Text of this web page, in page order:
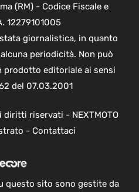
(RM) - Codice Fiscale e
12279101005
giornalistica, in quanto
periodicità. Non può
prodotto editoriale ai sensi
del 07.03.2001
riservati - NEXTMOTO
- Contattaci
questo sito sono gestite da